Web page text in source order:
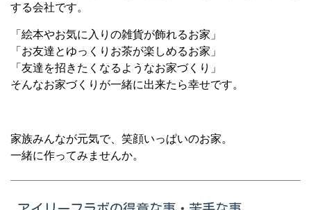
する会社です。
「絵本やお気に入りの雑貨が飾れるお家」
「お友達とゆっくりお茶が楽しめるお家」
「友達を招きたくなるようなお家づくり」
そんなお家づくりが一緒に出来たら幸せです。
家族みんなが元気で、笑顔いっぱいのお家。
一緒に作ってみませんか。